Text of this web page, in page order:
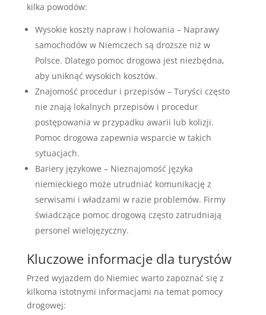
kilka powodów:
Wysokie koszty napraw i holowania – Naprawy
samochodów w Niemczech są droższe niż w
Polsce. Dlatego pomoc drogowa jest niezbędna,
aby uniknąć wysokich kosztów.
Znajomość procedur i przepisów – Turyści często
nie znają lokalnych przepisów i procedur
postępowania w przypadku awarii lub kolizji.
Pomoc drogowa zapewnia wsparcie w takich
sytuacjach.
Bariery językowe – Nieznajomość języka
niemieckiego może utrudniać komunikację z
serwisami i władzami w razie problemów. Firmy
świadczące pomoc drogową często zatrudniają
personel wielojęzyczny.
Kluczowe informacje dla turystów
Przed wyjazdem do Niemiec warto zapoznać się z
kilkoma istotnymi informacjami na temat pomocy
drogowej: